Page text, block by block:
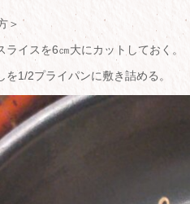
＞
ライスを6㎝大にカットしておく。
を1/2プライパンに敷き詰める。